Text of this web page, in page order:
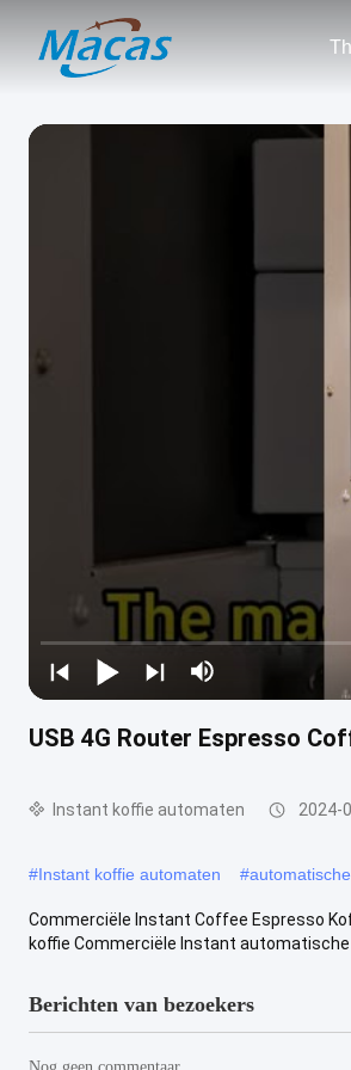
USB 4G Router Espresso
Instant koffie automaten 2024-
#Instant koffie automaten #
Commerciële Instant Coffee Espresso
koffie Commerciële Instant automatische
Berichten van bezoekers
Nog geen commentaar